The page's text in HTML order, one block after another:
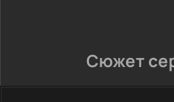
Сюжет